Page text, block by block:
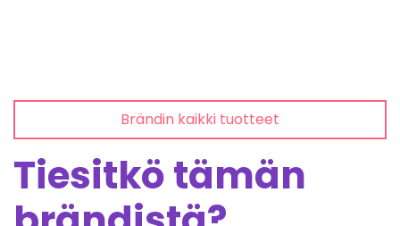
Brändin kaikki tuotteet
Tiesitkö tämän